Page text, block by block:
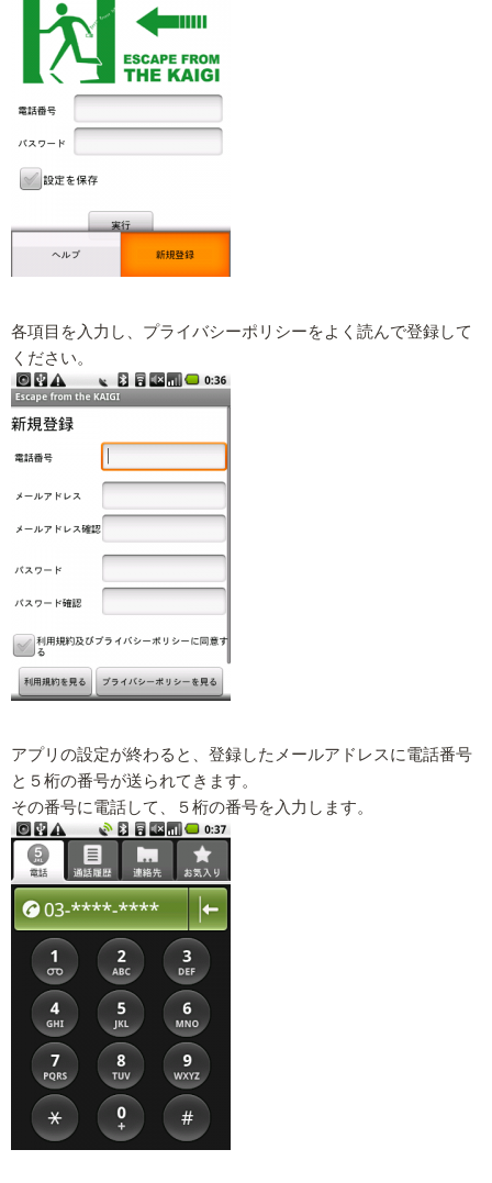
各項目を入力し、プライバシーポリシーをよく読んで登録して
ください。
アプリの設定が終わると、登録したメールアドレスに電話番号
と５桁の番号が送られてきます。
その番号に電話して、５桁の番号を入力します。